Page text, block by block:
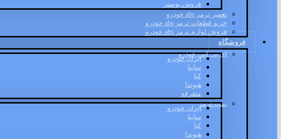
فروش بوستر
تعمیر ترمز abs خودرو
خرید قطعات ترمز abs خودرو
فروش لوازم ترمز abs خودرو
فروشگاه
ای بی اس خودرو
ایران خودرو
سایپا
کیا
هیوندا
متفرقه
پمپ ترمز
ایران خودرو
سایپا
کیا
هیوندا